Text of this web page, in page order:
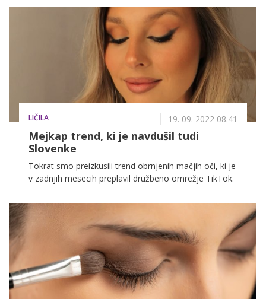
možna popolna odstranitev.
LIČILA 19. 09. 2022 08.41
Mejkap trend, ki je navdušil tudi
Slovenke
Tokrat smo preizkusili trend obrnjenih mačjih oči, ki je
v zadnjih mesecih preplavil družbeno omrežje TikTok.